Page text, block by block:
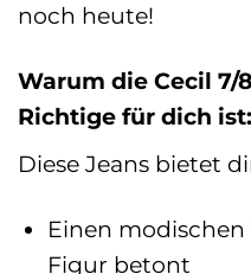
noch heute!
Warum die Cecil 7/
Richtige für dich ist:
Diese Jeans bietet
Einen
Figur betont